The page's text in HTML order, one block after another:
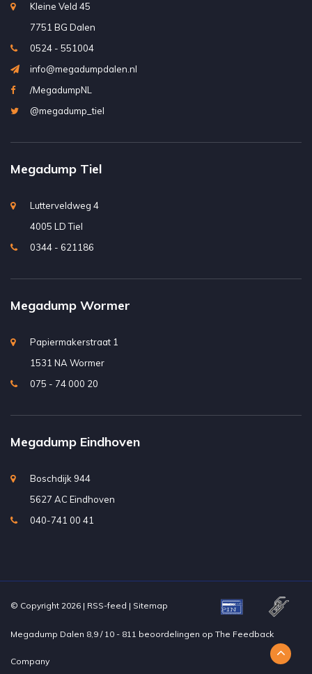
Kleine Veld 45
7751 BG Dalen
0524 - 551004
info@megadumpdalen.nl
/MegadumpNL
@megadump_tiel
Megadump Tiel
Lutterveldweg 4
4005 LD Tiel
0344 - 621186
Megadump Wormer
Papiermakerstraat 1
1531 NA Wormer
075 - 74 000 20
Megadump Eindhoven
Boschdijk 944
5627 AC Eindhoven
040-741 00 41
© Copyright 2026 | RSS-feed | Sitemap
Megadump Dalen 8,9 / 10 - 811 beoordelingen op The Feedback
Company